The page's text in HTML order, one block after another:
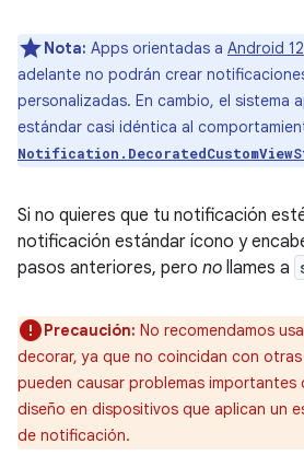
Nota: Apps orientadas a Android 12
adelante no podrán crear
personalizadas. En cambio, el sistema
estándar casi idéntica al
Si no quieres que tu notificación
notificación estándar ícono y
pasos anteriores, pero no llames a
Precaución: No recomendamos
decorar, ya que no coincidan con
pueden causar problemas
diseño en dispositivos que aplican un
de notificación.